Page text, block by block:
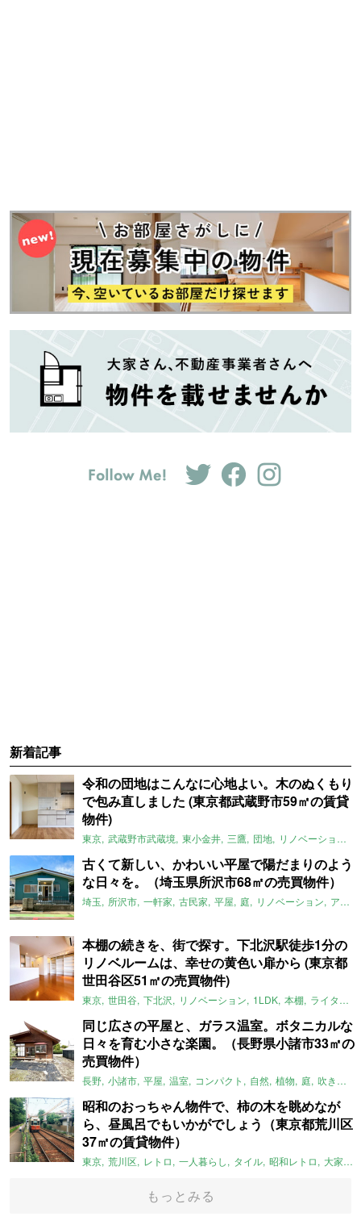
新着記事
令和の団地はこんなに心地よい。木のぬくもり
で包み直しました (東京都武蔵野市59㎡の賃貸
物件)
東京 武蔵野市武蔵境 東小金井 三鷹 団地 リノベーション
古くて新しい、かわいい平屋で陽だまりのよう
な日々を。（埼玉県所沢市68㎡の売買物件）
埼玉 所沢市 一軒家 古民家 平屋 庭 リノベーション アメリカンハウス
本棚の続きを、街で探す。下北沢駅徒歩1分の
リノベルームは、幸せの黄色い扉から (東京都
世田谷区51㎡の売買物件)
東京 世田谷 下北沢 リノベーション 1LDK 本棚 ライター：ほしりょうこ
同じ広さの平屋と、ガラス温室。ボタニカルな
日々を育む小さな楽園。（長野県小諸市33㎡の
売買物件）
長野 小諸市 平屋 温室 コンパクト 自然 植物 庭 吹き抜け
昭和のおっちゃん物件で、柿の木を眺めなが
ら、昼風呂でもいかがでしょう（東京都荒川区
37㎡の賃貸物件）
東京 荒川区 レトロ 一人暮らし タイル 昭和レトロ 大家女子
もっとみる